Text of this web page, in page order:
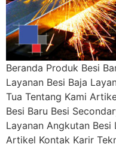
Beranda Produk Besi
Layanan Besi Baja
Tua Tentang Kami
Besi Baru Besi
Layanan Angkutan Besi
Artikel Kontak Karir